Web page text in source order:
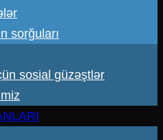
sorğuları
sosial güzəştlər